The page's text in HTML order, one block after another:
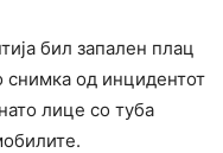
бил запален плац
снимка од инцидентот
лице со туба